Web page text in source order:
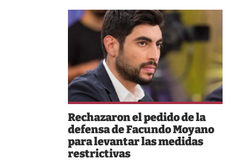
Rechazaron el pedido de la
defensa de Facundo Moyano
para levantar las medidas
restrictivas